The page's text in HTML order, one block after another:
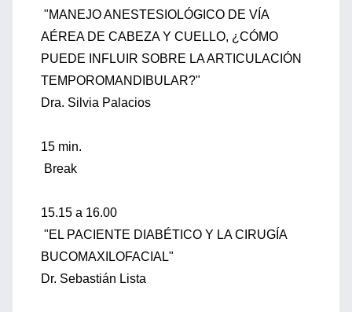
"MANEJO ANESTESIOLÓGICO DE VÍA
AÉREA DE CABEZA Y CUELLO, ¿CÓMO
PUEDE INFLUIR SOBRE LA ARTICULACIÓN
TEMPOROMANDIBULAR?"
Dra. Silvia Palacios
15 min.
Break
15.15 a 16.00
"EL PACIENTE DIABÉTICO Y LA CIRUGÍA
BUCOMAXILOFACIAL"
Dr. Sebastián Lista